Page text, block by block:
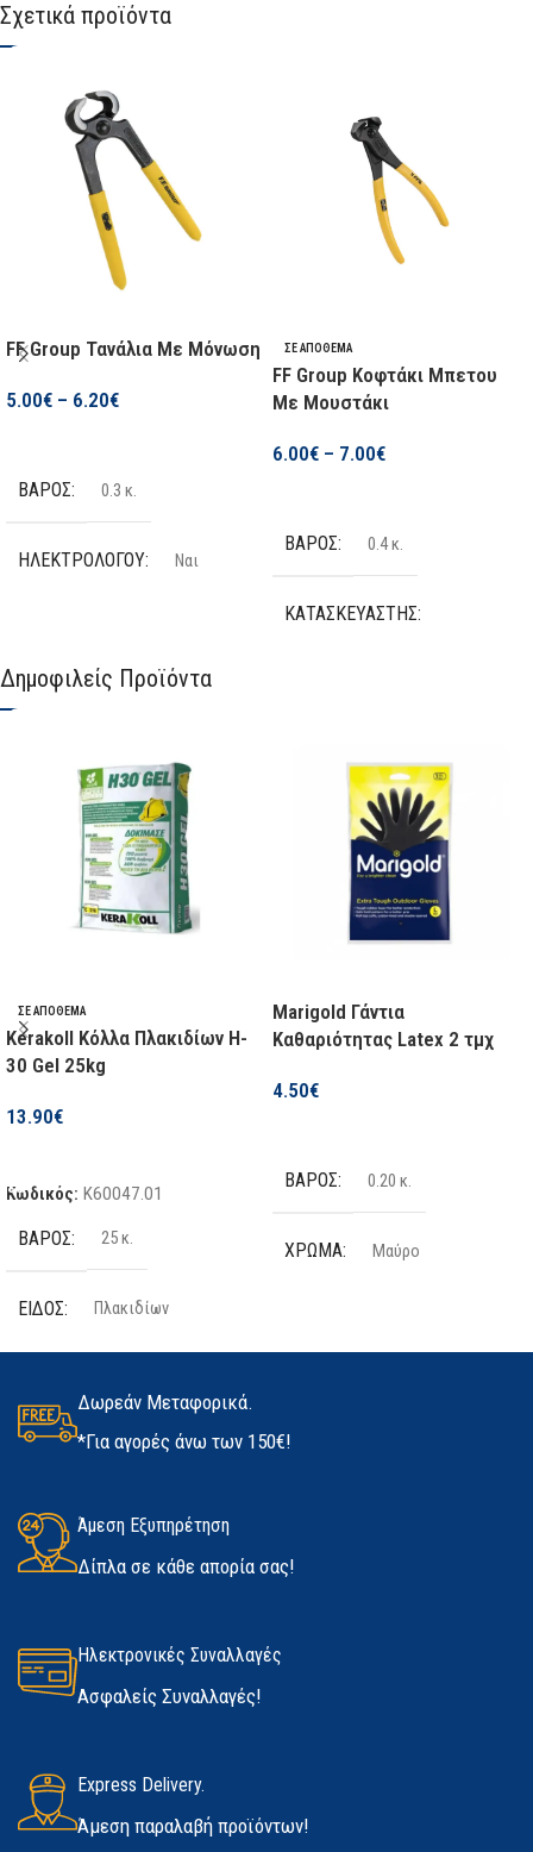
Σχετικά προϊόντα
FF Group Τανάλια Με Μόνωση
5.00€ – 6.20€
ΒΆΡΟΣ 0.3 κ.
ΗΛΕΚΤΡΟΛΌΓΟΥ Ναι
ΣΙΑΓΏΝΕΣ –
ΚΑΤΑΣΚΕΥΑΣΤΉΣ
F.F. GROUP
ΣΕ ΑΠΌΘΕΜΑ
FF Group Κοφτάκι Μπετου
Με Μουστάκι
6.00€ – 7.00€
ΒΆΡΟΣ 0.4 κ.
ΚΑΤΑΣΚΕΥΑΣΤΉΣ
Σε απόθεμα
160mm,180mm
Δημοφιλείς Προϊόντα
ΣΕ ΑΠΌΘΕΜΑ
Kerakoll Κόλλα Πλακιδίων H-
30 Gel 25kg
13.90€
Κωδικός: K60047.01
ΒΆΡΟΣ 25 κ.
ΕΊΔΟΣ Πλακιδίων
ΚΑΤΑΣΚΕΥΑΣΤΉΣ Kerakoll
ΔΙΑΘΕΣΙΜΌΤΗΤΑ
Marigold Γάντια
Καθαριότητας Latex 2 τμχ
4.50€
ΒΆΡΟΣ 0.20 κ.
ΧΡΏΜΑ Μαύρο
Δωρεάν Μεταφορικά.
*Για αγορές άνω των 150€!
Άμεση Εξυπηρέτηση
Δίπλα σε κάθε απορία σας!
Ηλεκτρονικές Συναλλαγές
Ασφαλείς Συναλλαγές!
Express Delivery.
Άμεση παραλαβή προϊόντων!